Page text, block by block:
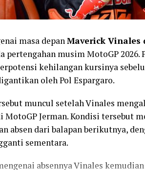
masa depanMaverick Vinales
pertengahan musim MotoGP 2026.
kehilangan kursinya
oleh Pol Espargaro.
muncul setelah Vinales
MotoGP Jerman. Kondisi tersebut
absen dari balapan berikutnya,
sementara.
absennya Vinales